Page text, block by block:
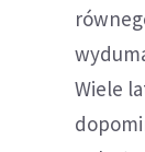
Wiele